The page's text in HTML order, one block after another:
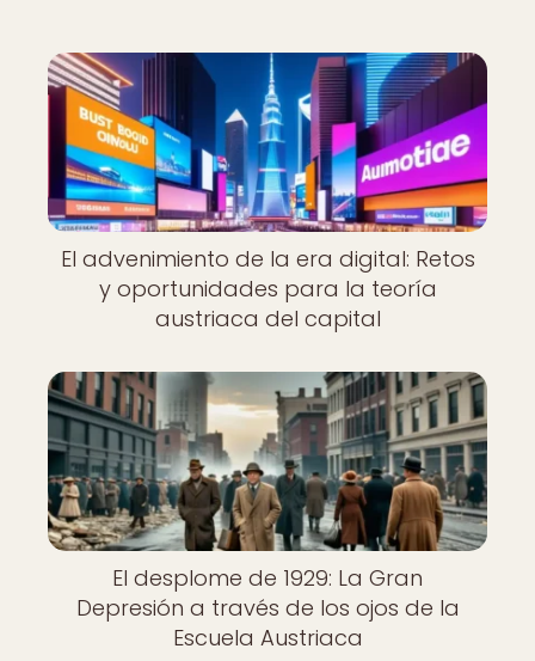
El advenimiento de la era digital: Retos
y oportunidades para la teoría
austriaca del capital
El desplome de 1929: La Gran
Depresión a través de los ojos de la
Escuela Austriaca